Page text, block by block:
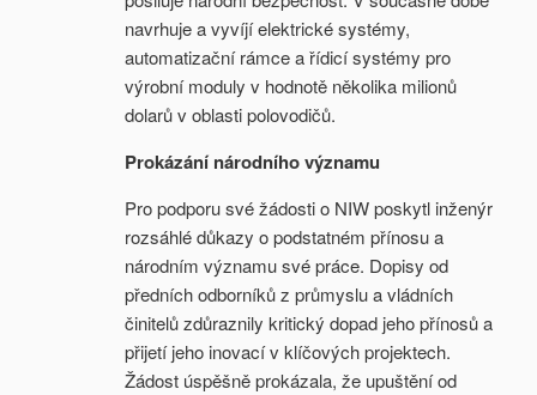
navrhuje a vyvíjí elektrické systémy,
automatizační rámce a řídicí systémy pro
výrobní moduly v hodnotě několika milionů
dolarů v oblasti polovodičů.
Prokázání národního významu
Pro podporu své žádosti o NIW poskytl inženýr
rozsáhlé důkazy o podstatném přínosu a
národním významu své práce. Dopisy od
předních odborníků z průmyslu a vládních
činitelů zdůraznily kritický dopad jeho přínosů a
přijetí jeho inovací v klíčových projektech.
Žádost úspěšně prokázala, že upuštění od